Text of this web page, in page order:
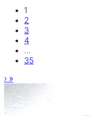
1
2
3
4
…
35
› »